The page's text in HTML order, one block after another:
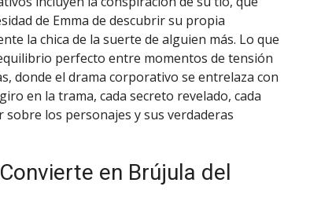
de Emma de descubrir su propia
la chica de la suerte de alguien más. Lo que
perfecto entre momentos de tensión
donde el drama corporativo se entrelaza con
en la trama, cada secreto revelado, cada
los personajes y sus verdaderas
en Brújula del